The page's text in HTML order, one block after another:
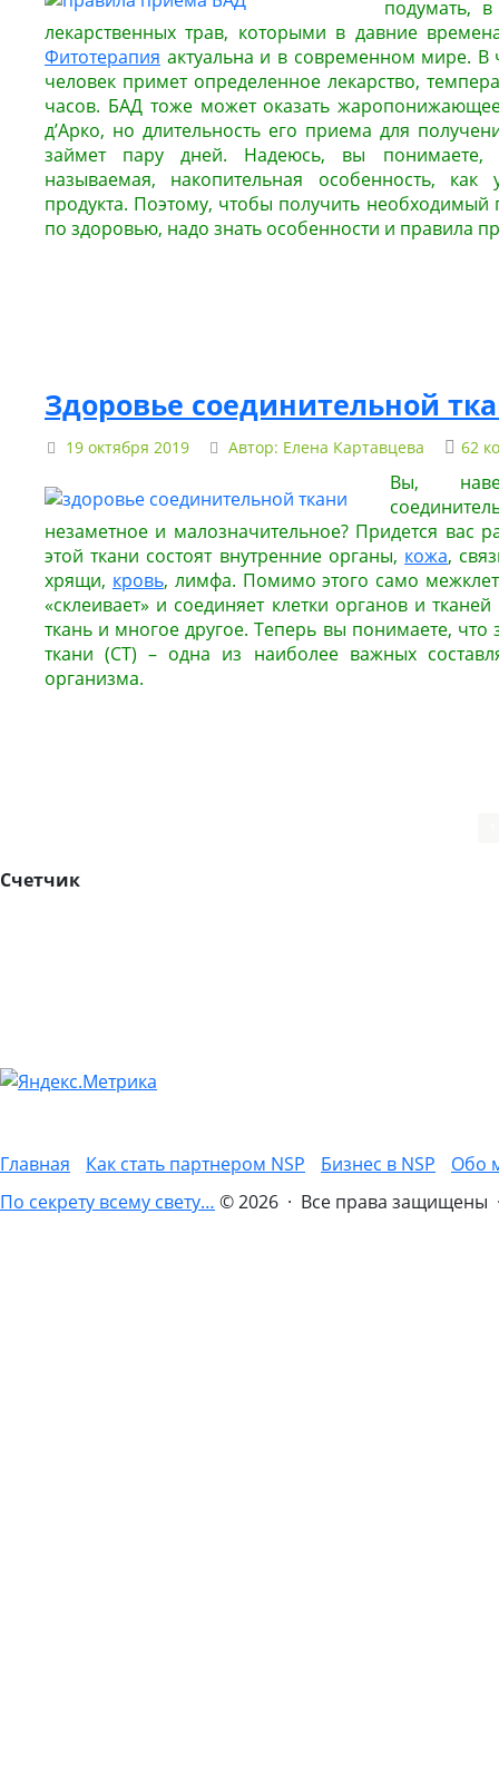
подумать,
лекарственных трав, которыми в давние
Фитотерапия актуальна и в современном мире.
человек примет определенное лекарство,
часов. БАД тоже может оказать
д’Арко, но длительность его приема для
займет пару дней. Надеюсь, вы понимаете,
называемая, накопительная особенность, как
продукта. Поэтому, чтобы получить необходимый
по здоровью, надо знать особенности и правила
Здоровье соединительной
19 октября 2019 Автор: Елена Картавцева 62
Вы,
незаметное и малозначительное? Придется вас
этой ткани состоят внутренние органы, кожа,
хрящи, кровь, лимфа. Помимо этого само
«склеивает» и соединяет клетки органов и
ткань и многое другое. Теперь вы понимаете, что
ткани (СТ) – одна из наиболее важных
организма.
Счетчик
Главная Как стать партнером NSP Бизнес в NSP
Обо
По секрету всему свету… © 2026 · Все права защищены